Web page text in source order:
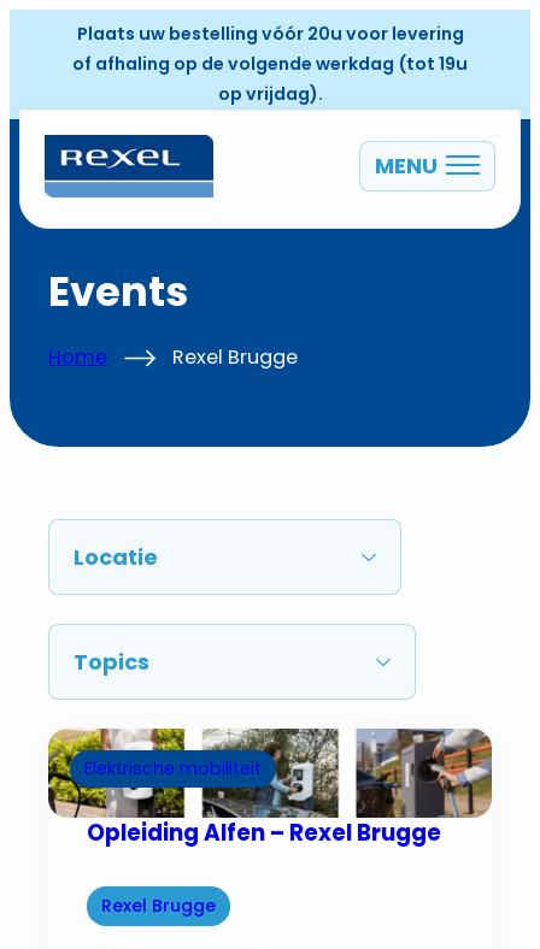
Plaats uw bestelling vóór 20u voor levering
of afhaling op de volgende werkdag (tot 19u
op vrijdag).
NL
MENU
Events
Home Rexel Brugge
Elektrische mobiliteit
Opleiding Alfen – Rexel Brugge
Rexel Brugge